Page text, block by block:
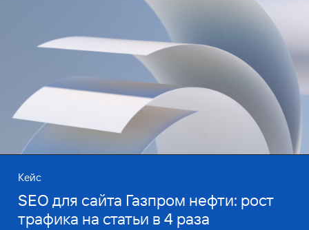
Кейс
SEO для сайта Газпром нефти: рост
трафика на статьи в 4 раза